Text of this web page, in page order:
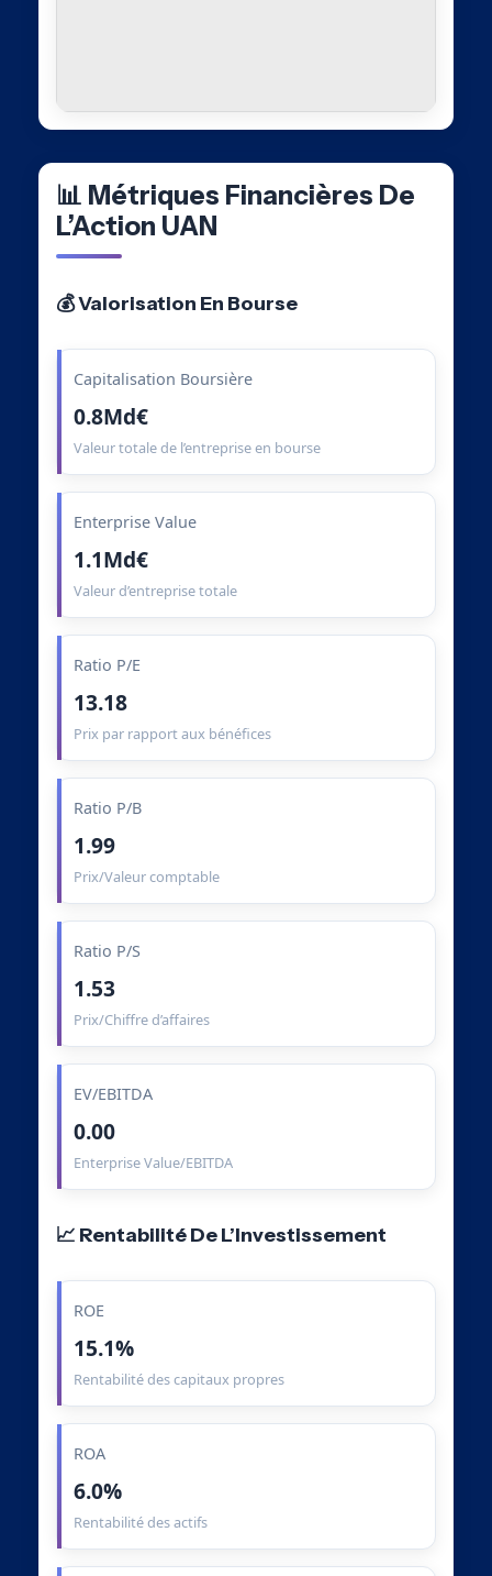
📊 Métriques Financières De
L’Action UAN
💰 Valorisation En Bourse
Capitalisation Boursière
0.8Md€
Valeur totale de l’entreprise en bourse
Enterprise Value
1.1Md€
Valeur d’entreprise totale
Ratio P/E
13.18
Prix par rapport aux bénéfices
Ratio P/B
1.99
Prix/Valeur comptable
Ratio P/S
1.53
Prix/Chiffre d’affaires
EV/EBITDA
0.00
Enterprise Value/EBITDA
📈 Rentabilité De L’Investissement
ROE
15.1%
Rentabilité des capitaux propres
ROA
6.0%
Rentabilité des actifs